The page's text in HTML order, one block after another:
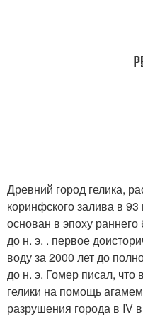
Древний город гелика,
коринфского залива в
основан в эпоху раннего
до н. э. . первое
воду за 2000 лет до
до н. э. Гомер писал, что
гелики на помощь
разрушения города в IV